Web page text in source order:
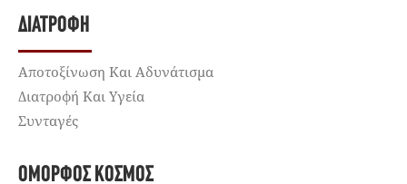
ΔΙΑΤΡΟΦΉ
Αποτοξίνωση Και Αδυνάτισμα
Διατροφή Και Υγεία
Συνταγές
ΌΜΟΡΦΟΣ ΚΌΣΜΟΣ